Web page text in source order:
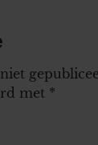
met *